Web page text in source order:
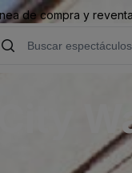
de compra y